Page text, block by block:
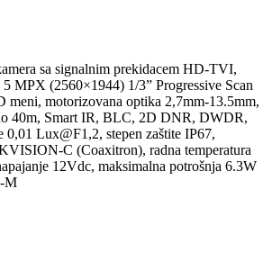
sa signalnim prekidacem HD-TVI,
(2560×1944) 1/3” Progressive Scan
meni, motorizovana optika 2,7mm-13.5mm,
40m, Smart IR, BLC, 2D DNR, DWDR,
0,01 Lux@F1,2, stepen zaštite IP67,
C (Coaxitron), radna temperatura
12Vdc, maksimalna potrošnja 6.3W
M